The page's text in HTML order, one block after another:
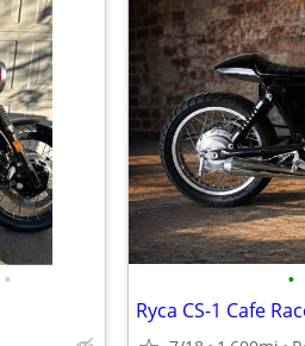
• •
Ryca CS-1 Cafe